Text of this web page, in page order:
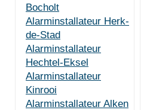
Bocholt
Alarminstallateur Herk-
de-Stad
Alarminstallateur
Hechtel-Eksel
Alarminstallateur
Kinrooi
Alarminstallateur Alken